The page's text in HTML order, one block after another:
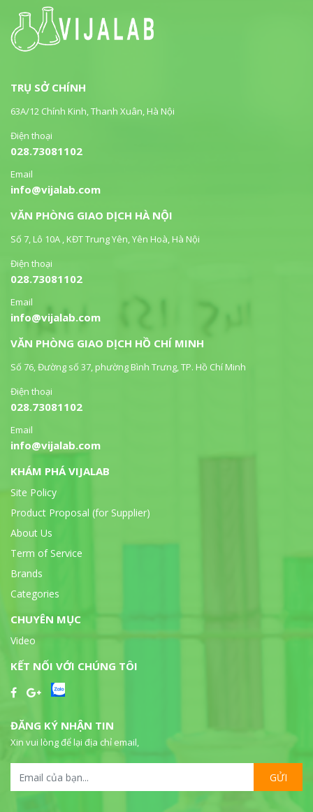
TRỤ SỞ CHÍNH
63A/12 Chính Kinh, Thanh Xuân, Hà Nội
Điện thoại
028.73081102
Email
info@vijalab.com
VĂN PHÒNG GIAO DỊCH HÀ NỘI
Số 7, Lô 10A , KĐT Trung Yên, Yên Hoà, Hà Nội
Điện thoại
028.73081102
Email
info@vijalab.com
VĂN PHÒNG GIAO DỊCH HỒ CHÍ MINH
Số 76, Đường số 37, phường Bình Trưng, TP. Hồ Chí Minh
Điện thoại
028.73081102
Email
info@vijalab.com
KHÁM PHÁ VIJALAB
Site Policy
Product Proposal (for Supplier)
About Us
Term of Service
Brands
Categories
CHUYÊN MỤC
Video
KẾT NỐI VỚI CHÚNG TÔI
ĐĂNG KÝ NHẬN TIN
Xin vui lòng để lại địa chỉ email,
GỬI